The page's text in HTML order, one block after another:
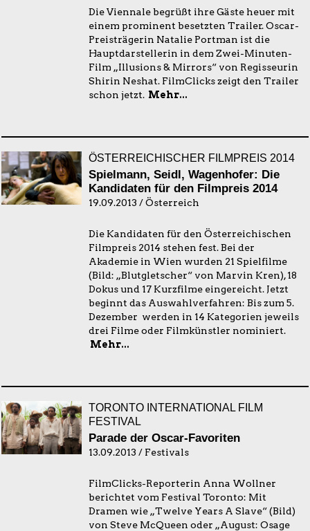
Die Viennale begrüßt ihre Gäste heuer mit
einem prominent besetzten Trailer. Oscar-
Preisträgerin Natalie Portman ist die
Hauptdarstellerin in dem Zwei-Minuten-
Film „Illusions & Mirrors“ von Regisseurin
Shirin Neshat. FilmClicks zeigt den Trailer
schon jetzt. Mehr...
ÖSTERREICHISCHER FILMPREIS 2014
Spielmann, Seidl, Wagenhofer: Die
Kandidaten für den Filmpreis 2014
19.09.2013 / Österreich
Die Kandidaten für den Österreichischen
Filmpreis 2014 stehen fest. Bei der
Akademie in Wien wurden 21 Spielfilme
(Bild: „Blutgletscher“ von Marvin Kren), 18
Dokus und 17 Kurzfilme eingereicht. Jetzt
beginnt das Auswahlverfahren: Bis zum 5.
Dezember werden in 14 Kategorien jeweils
drei Filme oder Filmkünstler nominiert.
Mehr...
TORONTO INTERNATIONAL FILM
FESTIVAL
Parade der Oscar-Favoriten
13.09.2013 / Festivals
FilmClicks-Reporterin Anna Wollner
berichtet vom Festival Toronto: Mit
Dramen wie „Twelve Years A Slave“ (Bild)
von Steve McQueen oder „August: Osage